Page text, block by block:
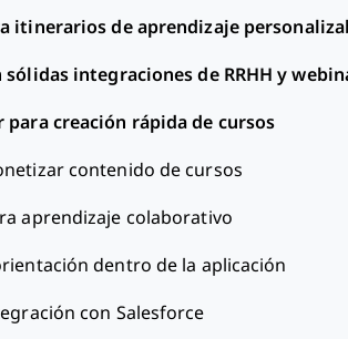
itinerarios de aprendizaje
sólidas integraciones de RRHH y
para creación rápida de cursos
contenido de cursos
aprendizaje colaborativo
dentro de la aplicación
con Salesforce